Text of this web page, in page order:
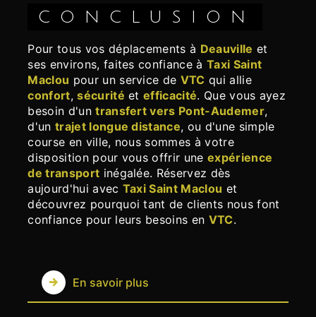
CONCLUSION
Pour tous vos déplacements à Deauville et
ses environs, faites confiance à Taxi Saint
Maclou pour un service de VTC qui allie
confort,sécurité etefficacité. Que vous ayez
besoin d'untransfert vers Pont-Audemer,
d'un trajet longue distance, ou d'une simple
course en ville, nous sommes à votre
disposition pour vous offrir une expérience
de transport inégalée. Réservez dès
aujourd'hui avec Taxi Saint Maclou et
découvrez pourquoi tant de clients nous font
confiance pour leurs besoins en VTC.
En savoir plus